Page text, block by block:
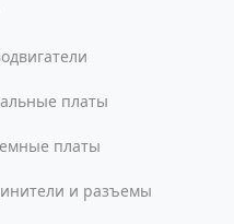
платы
платы
и разъемы